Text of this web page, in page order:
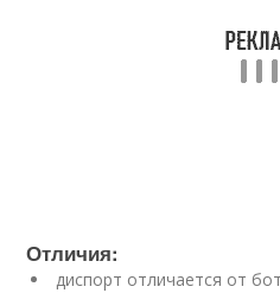
Отличия:
диспорт отличается от